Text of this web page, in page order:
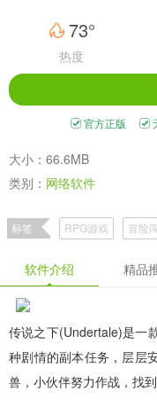
73°
热度
官方正版
大小：66.6MB
类别： 网络软件
标签 RPG游戏 冒险
传说之下游戏版本合集
软件介绍 精品
传说之下(Undertale)是一
种剧情的副本任务，层层
兽，小伙伴努力作战，找